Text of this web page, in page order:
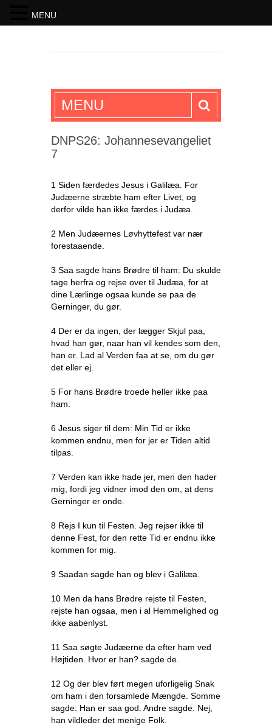
SKRIFTEN
MENU
DNPS26: Johannesevangeliet
7
1 Siden færdedes Jesus i Galilæa. For
Judæerne stræbte ham efter Livet, og
derfor vilde han ikke færdes i Judæa.
2 Men Judæernes Løvhyttefest var nær
forestaaende.
3 Saa sagde hans Brødre til ham: Du skulde
tage herfra og rejse over til Judæa, for at
dine Lærlinge ogsaa kunde se paa de
Gerninger, du gør.
4 Der er da ingen, der lægger Skjul paa,
hvad han gør, naar han vil kendes som den,
han er. Lad al Verden faa at se, om du gør
det eller ej.
5 For hans Brødre troede heller ikke paa
ham.
6 Jesus siger til dem: Min Tid er ikke
kommen endnu, men for jer er Tiden altid
tilpas.
7 Verden kan ikke hade jer, men den hader
mig, fordi jeg vidner imod den om, at dens
Gerninger er onde.
8 Rejs I kun til Festen. Jeg rejser ikke til
denne Fest, for den rette Tid er endnu ikke
kommen for mig.
9 Saadan sagde han og blev i Galilæa.
10 Men da hans Brødre rejste til Festen,
rejste han ogsaa, men i al Hemmelighed og
ikke aabenlyst.
11 Saa søgte Judæerne da efter ham ved
Højtiden. Hvor er han? sagde de.
12 Og der blev ført megen uforligelig Snak
om ham i den forsamlede Mængde. Somme
sagde: Han er saa god. Andre sagde: Nej,
han vildleder det menige Folk.
MENU